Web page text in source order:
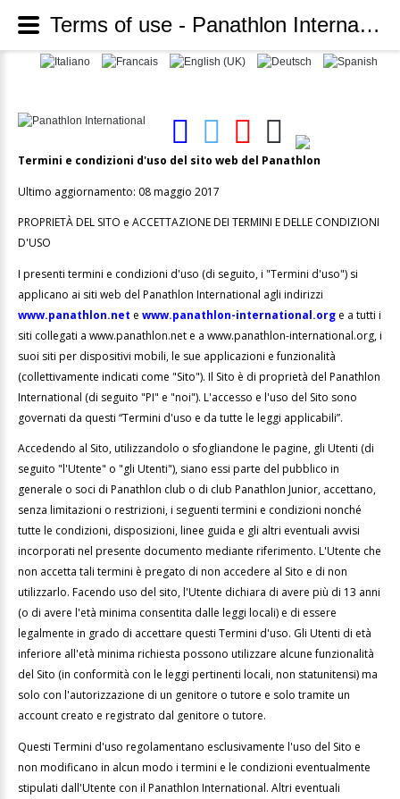
Termini e condizioni d'uso del sito web del Panathlon
Ultimo aggiornamento: 08 maggio 2017
PROPRIETÀ DEL SITO e ACCETTAZIONE DEI TERMINI E DELLE CONDIZIONI
D'USO
I presenti termini e condizioni d'uso (di seguito, i "Termini d'uso") si
applicano ai siti web del Panathlon International agli indirizzi
www.panathlon.net e www.panathlon-international.org e a tutti i
siti collegati a www.panathlon.net e a www.panathlon-international.org, i
suoi siti per dispositivi mobili, le sue applicazioni e funzionalità
(collettivamente indicati come "Sito"). Il Sito è di proprietà del Panathlon
International (di seguito "PI" e "noi"). L'accesso e l'uso del Sito sono
governati da questi “Termini d'uso e da tutte le leggi applicabili”.
Accedendo al Sito, utilizzandolo o sfogliandone le pagine, gli Utenti (di
seguito "l'Utente" o "gli Utenti"), siano essi parte del pubblico in
generale o soci di Panathlon club o di club Panathlon Junior, accettano,
senza limitazioni o restrizioni, i seguenti termini e condizioni nonché
tutte le condizioni, disposizioni, linee guida e gli altri eventuali avvisi
incorporati nel presente documento mediante riferimento. L'Utente che
non accetta tali termini è pregato di non accedere al Sito e di non
utilizzarlo. Facendo uso del sito, l'Utente dichiara di avere più di 13 anni
(o di avere l'età minima consentita dalle leggi locali) e di essere
legalmente in grado di accettare questi Termini d'uso. Gli Utenti di età
inferiore all'età minima richiesta possono utilizzare alcune funzionalità
del Sito (in conformità con le leggi pertinenti locali, non statunitensi) ma
solo con l'autorizzazione di un genitore o tutore e solo tramite un
account creato e registrato dal genitore o tutore.
Questi Termini d'uso regolamentano esclusivamente l'uso del Sito e
non modificano in alcun modo i termini e le condizioni eventualmente
stipulati dall'Utente con il Panathlon International. Altri eventuali
Terms of use - Panathlon International